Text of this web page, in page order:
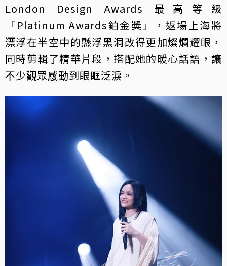
London Design Awards 最高等級
「Platinum Awards鉑金獎」，返場上海將
漂浮在半空中的懸浮黑洞改得更加燦爛耀眼，
同時剪輯了精華片段，搭配她的暖心話語，讓
不少觀眾感動到眼眶泛淚。